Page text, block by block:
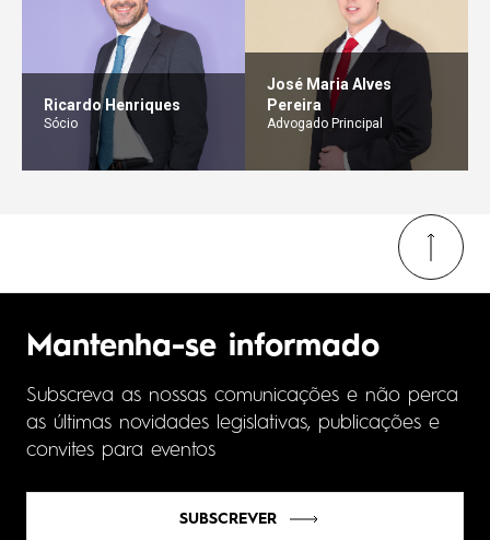
Ricardo Henriques
Sócio
José Maria Alves
Pereira
Advogado Principal
Mantenha-se informado
Subscreva as nossas comunicações e não perca
as últimas novidades legislativas, publicações e
convites para eventos
SUBSCREVER